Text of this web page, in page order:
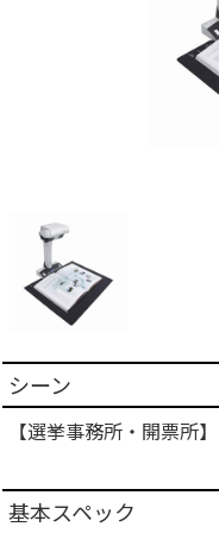
シーン
【選挙事務所・開票所】
基本スペック